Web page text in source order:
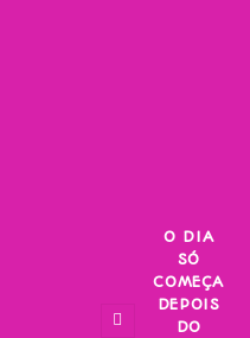
O DIA
SÓ
COMEÇA
DEPOIS
DO